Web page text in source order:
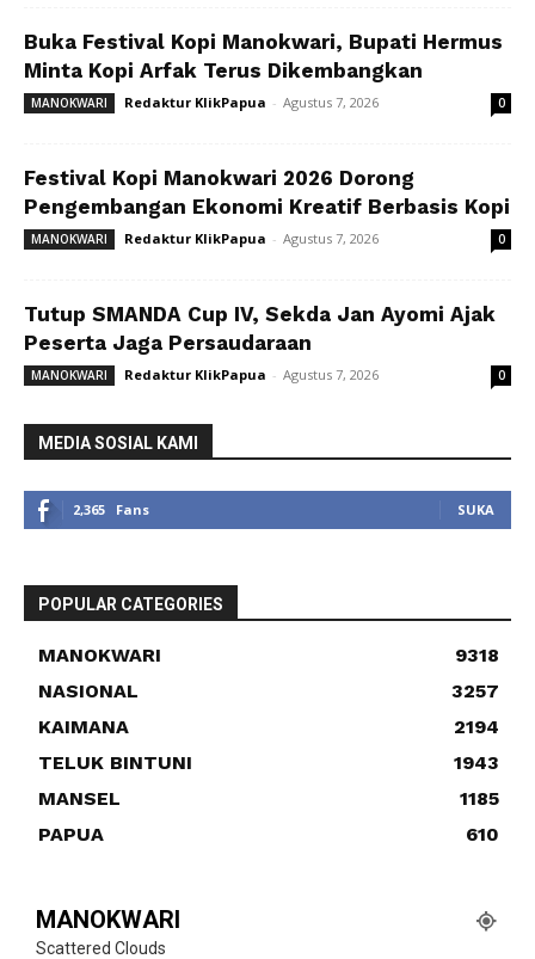
Buka Festival Kopi Manokwari, Bupati Hermus
Minta Kopi Arfak Terus Dikembangkan
MANOKWARI Redaktur KlikPapua - Agustus 7, 2026 0
Festival Kopi Manokwari 2026 Dorong
Pengembangan Ekonomi Kreatif Berbasis Kopi
MANOKWARI Redaktur KlikPapua - Agustus 7, 2026 0
Tutup SMANDA Cup IV, Sekda Jan Ayomi Ajak
Peserta Jaga Persaudaraan
MANOKWARI Redaktur KlikPapua - Agustus 7, 2026 0
MEDIA SOSIAL KAMI
2,365 Fans SUKA
POPULAR CATEGORIES
MANOKWARI
9318
NASIONAL
3257
KAIMANA
2194
TELUK BINTUNI
1943
MANSEL
1185
PAPUA
610
MANOKWARI
Scattered Clouds